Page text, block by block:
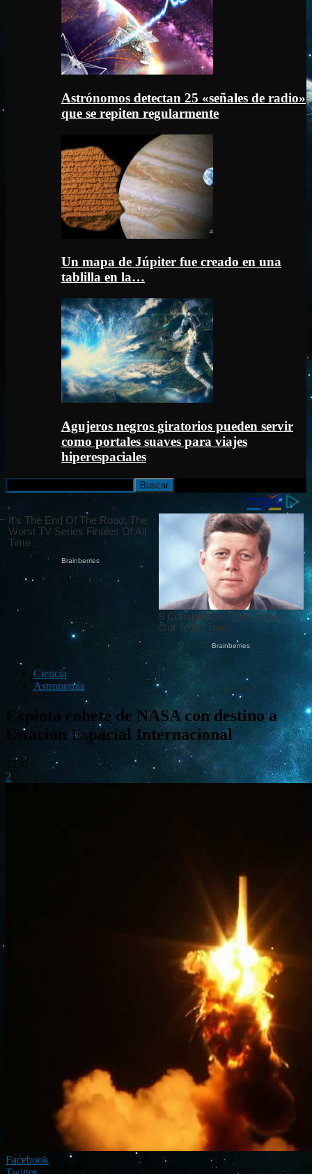
Astrónomos detectan 25 «señales de radio»
que se repiten regularmente
Un mapa de Júpiter fue creado en una
tablilla en la…
Agujeros negros giratorios pueden servir
como portales suaves para viajes
hiperespaciales
Ciencia
Astronomía
Explota cohete de NASA con destino a
Estación Espacial Internacional
3736
2
Facebook